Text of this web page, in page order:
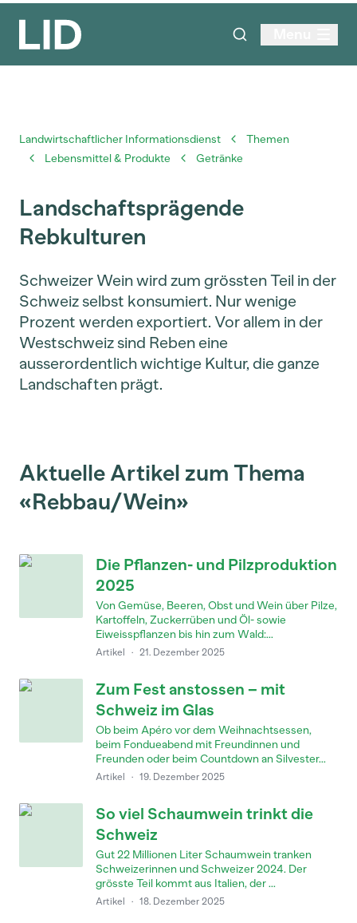
Landwirtschaftlicher Informationsdienst
Themen
Lebensmittel & Produkte
Getränke
Landschaftsprägende
Rebkulturen
Schweizer Wein wird zum grössten Teil in der
Schweiz selbst konsumiert. Nur wenige
Prozent werden exportiert. Vor allem in der
Westschweiz sind Reben eine
ausserordentlich wichtige Kultur, die ganze
Landschaften prägt.
Aktuelle Artikel zum Thema
«Rebbau/Wein»
Die Pflanzen- und Pilzproduktion
2025
Von Gemüse, Beeren, Obst und Wein über Pilze,
Kartoffeln, Zuckerrüben und Öl- sowie
Eiweisspflanzen bis hin zum Wald:...
Artikel · 21. Dezember 2025
Zum Fest anstossen – mit
Schweiz im Glas
Ob beim Apéro vor dem Weihnachtsessen,
beim Fondueabend mit Freundinnen und
Freunden oder beim Countdown an Silvester...
Artikel · 19. Dezember 2025
So viel Schaumwein trinkt die
Schweiz
Gut 22 Millionen Liter Schaumwein tranken
Schweizerinnen und Schweizer 2024. Der
grösste Teil kommt aus Italien, der ...
Artikel · 18. Dezember 2025